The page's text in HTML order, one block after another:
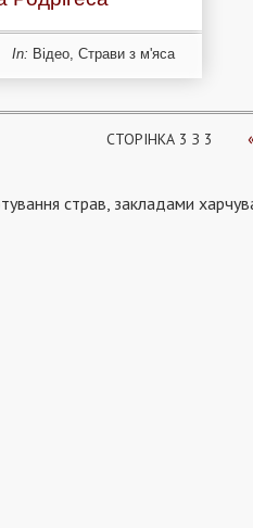
In: Відео, Страви з м'яса
СТОРІНКА 3 З 3
страв, закладами